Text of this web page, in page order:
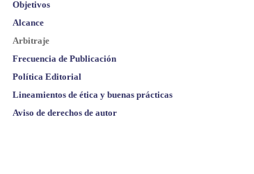
Objetivos
Alcance
Arbitraje
Frecuencia de Publicación
Política Editorial
Lineamientos de ética y buenas prácticas
Aviso de derechos de autor